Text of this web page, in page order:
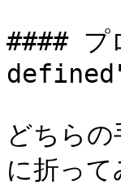
#### プ
どちら
に折っ